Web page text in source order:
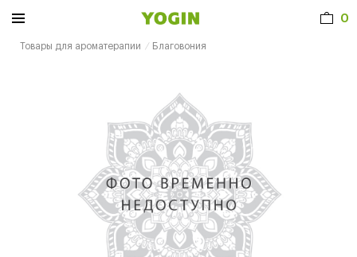
0
Товары для ароматерапии Благовония